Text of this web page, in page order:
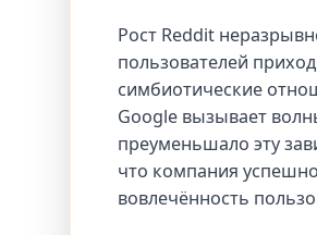
Рост Reddit
пользователей
симбиотические
Google вызывает
преуменьшало эту
что компания
вовлечённость